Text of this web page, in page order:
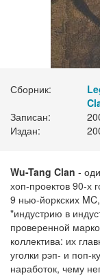
Сборник:
Записан:
Издан:
Wu-Tang Clan -
хоп-проектов 90-х
9 нью-йоркских
"индустрию в
проверенной
коллектива: их
уголки рэп- и поп-
наработок, чему